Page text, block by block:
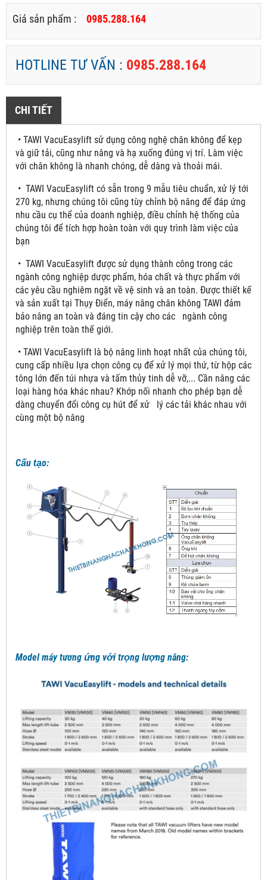
Giá sản phẩm : 0985.288.164
HOTLINE TƯ VẤN : 0985.288.164
CHI TIẾT
• TAWI VacuEasylift sử dụng công nghệ chân không để kẹp
và giữ tải, cũng như nâng và hạ xuống đúng vị trí. Làm việc
với chân không là nhanh chóng, dễ dàng và thoải mái.
• TAWI VacuEasylift có sẵn trong 9 mẫu tiêu chuẩn, xử lý tới
270 kg, nhưng chúng tôi cũng tùy chỉnh bộ nâng để đáp ứng
nhu cầu cụ thể của doanh nghiệp, điều chỉnh hệ thống của
chúng tôi để tích hợp hoàn toàn với quy trình làm việc của
bạn
• TAWI VacuEasylift được sử dụng thành công trong các
ngành công nghiệp dược phẩm, hóa chất và thực phẩm với
các yêu cầu nghiêm ngặt về vệ sinh và an toàn. Được thiết kế
và sản xuất tại Thụy Điển, máy nâng chân không TAWI đảm
bảo nâng an toàn và đáng tin cậy cho các ngành công
nghiệp trên toàn thế giới.
• TAWI VacuEasylift là bộ nâng linh hoạt nhất của chúng tôi,
cung cấp nhiều lựa chọn công cụ để xử lý mọi thứ, từ hộp các
tông lớn đến túi nhựa và tấm thủy tinh dễ vỡ,... Cần nâng các
loại hàng hóa khác nhau? Khớp nối nhanh cho phép bạn dễ
dàng chuyển đổi công cụ hút để xử lý các tải khác nhau với
cùng một bộ nâng
Cấu tạo:
Model máy tương ứng với trọng lượng nâng: